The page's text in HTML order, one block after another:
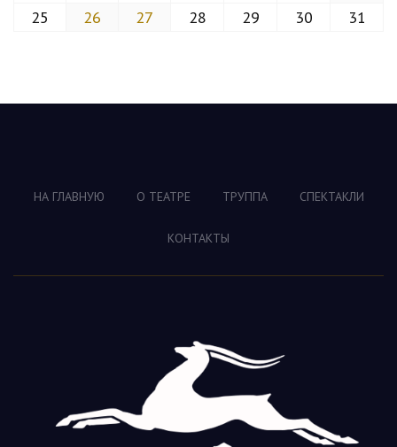
25
26 27 28 29 30 31
НА ГЛАВНУЮ О ТЕАТРЕ ТРУППА СПЕКТАКЛИ
КОНТАКТЫ